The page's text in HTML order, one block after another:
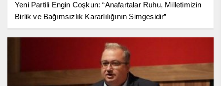
Yeni Partili Engin Coşkun: “Anafartalar Ruhu, Milletimizin
Birlik ve Bağımsızlık Kararlılığının Simgesidir”